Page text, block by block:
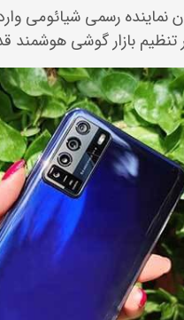
رسمی شیائومی وارد
بازار گوشی هوشمند